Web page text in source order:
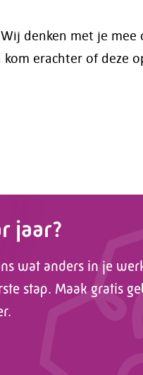
denken met je mee
erachter of deze
jaar?
wat anders in je
stap. Maak gratis